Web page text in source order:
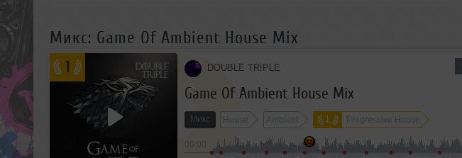
Микс: Game Of Ambient House Mix
1 DOUBLE TR!PLE
Game Of Ambient House Mix
Микс House Ambient 1 Progressive House